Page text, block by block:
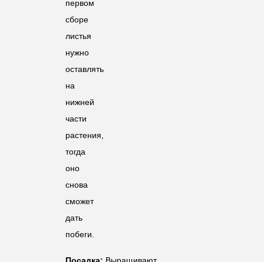
первом
сборе
листья
нужно
оставлять
на
нижней
части
растения,
тогда
оно
снова
сможет
дать
побеги.
Посадка: Выращивают